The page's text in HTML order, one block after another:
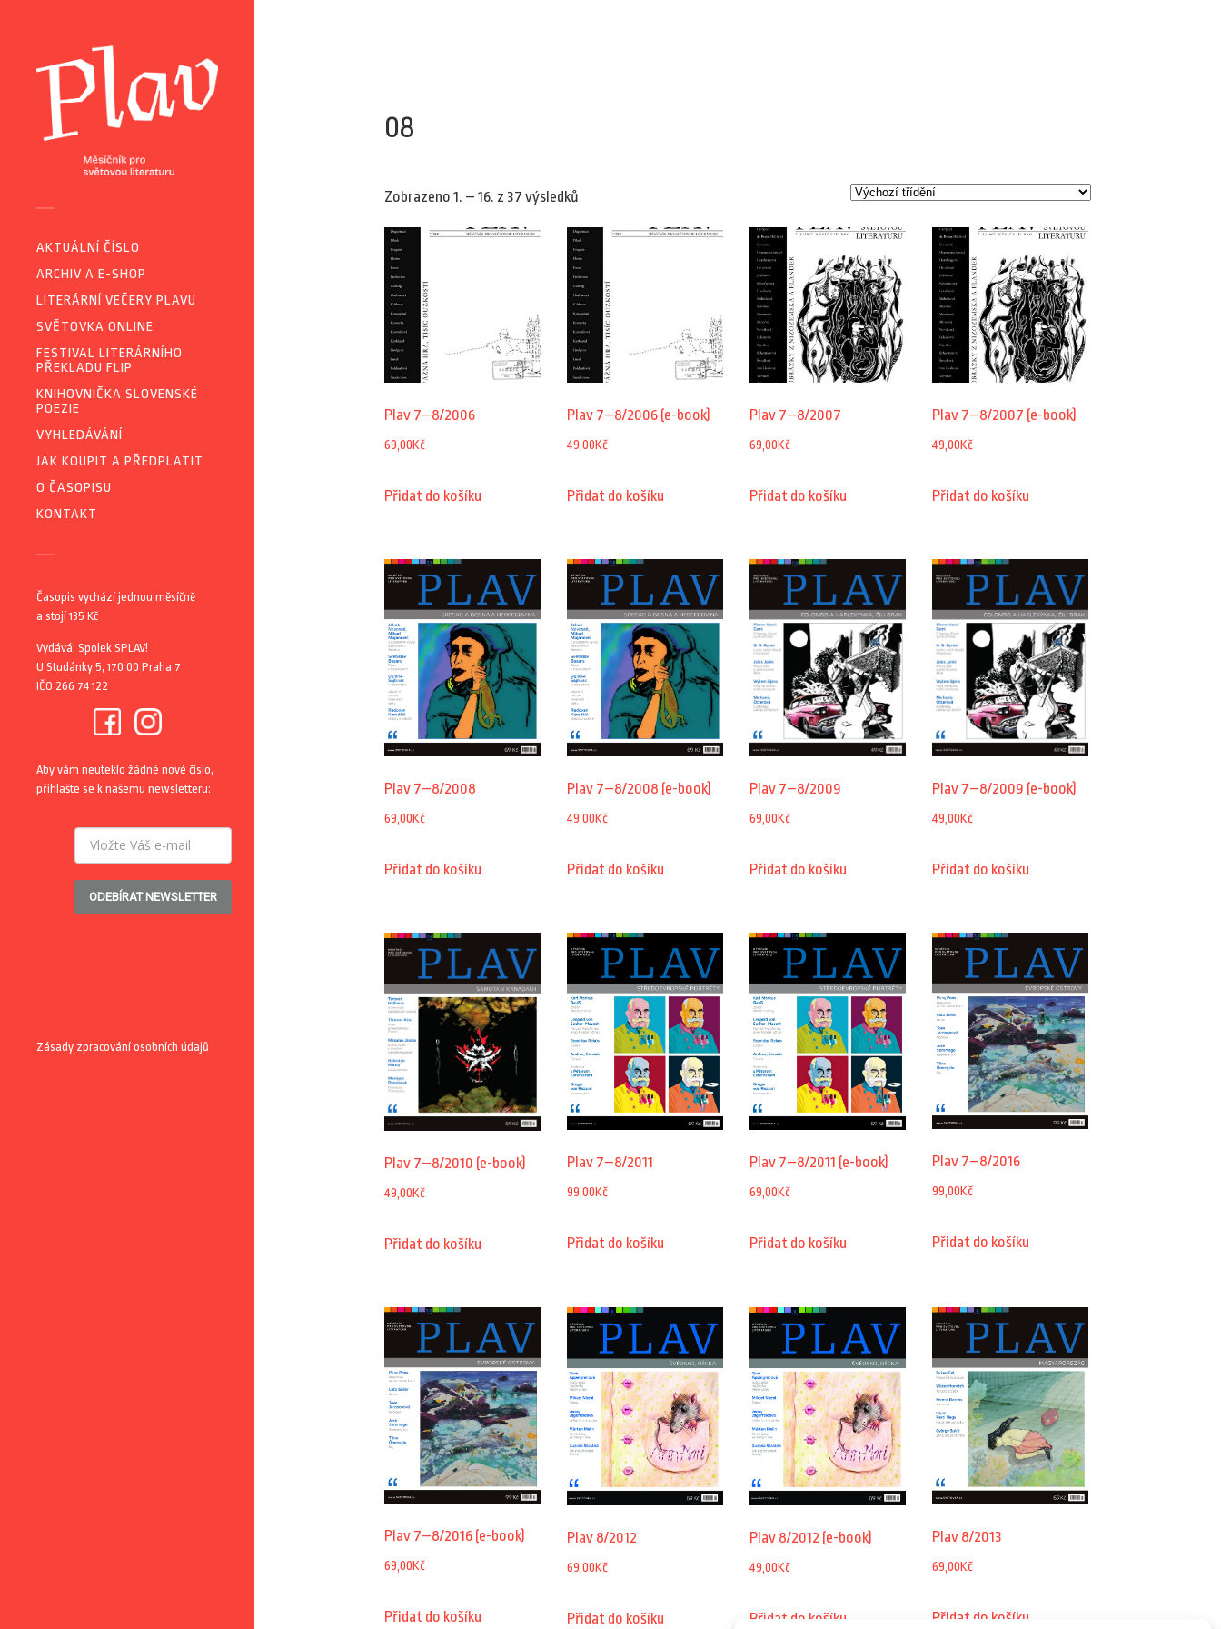
AKTUÁLNÍ ČÍSLO
ARCHIV A E-SHOP
LITERÁRNÍ VEČERY PLAVU
SVĚTOVKA ONLINE
FESTIVAL LITERÁRNÍHO
PŘEKLADU FLIP
KNIHOVNIČKA SLOVENSKÉ
POEZIE
VYHLEDÁVÁNÍ
JAK KOUPIT A PŘEDPLATIT
O ČASOPISU
KONTAKT
Časopis vychází jednou měsíčně
a stojí 135 Kč
Vydává: Spolek SPLAV!
U Studánky 5, 170 00 Praha 7
IČO 266 74 122
Aby vám neuteklo žádné nové číslo,
přihlašte se k našemu newsletteru:
ODEBÍRAT NEWSLETTER
Zásady zpracování osobních údajů
08
Zobrazeno 1. – 16. z 37 výsledků
Plav 7–8/2006
69,00Kč
Přidat do košíku
Plav 7–8/2006 (e-book)
49,00Kč
Přidat do košíku
Plav 7–8/2007
69,00Kč
Přidat do košíku
Plav 7–8/2007 (e-book)
49,00Kč
Přidat do košíku
Plav 7–8/2008
69,00Kč
Přidat do košíku
Plav 7–8/2008 (e-book)
49,00Kč
Přidat do košíku
Plav 7–8/2009
69,00Kč
Přidat do košíku
Plav 7–8/2009 (e-book)
49,00Kč
Přidat do košíku
Plav 7–8/2010 (e-book)
49,00Kč
Přidat do košíku
Plav 7–8/2011
99,00Kč
Přidat do košíku
Plav 7–8/2011 (e-book)
69,00Kč
Přidat do košíku
Plav 7–8/2016
99,00Kč
Přidat do košíku
Plav 7–8/2016 (e-book)
69,00Kč
Přidat do košíku
Plav 8/2012
69,00Kč
Přidat do košíku
Plav 8/2012 (e-book)
49,00Kč
Přidat do košíku
Plav 8/2013
69,00Kč
Přidat do košíku